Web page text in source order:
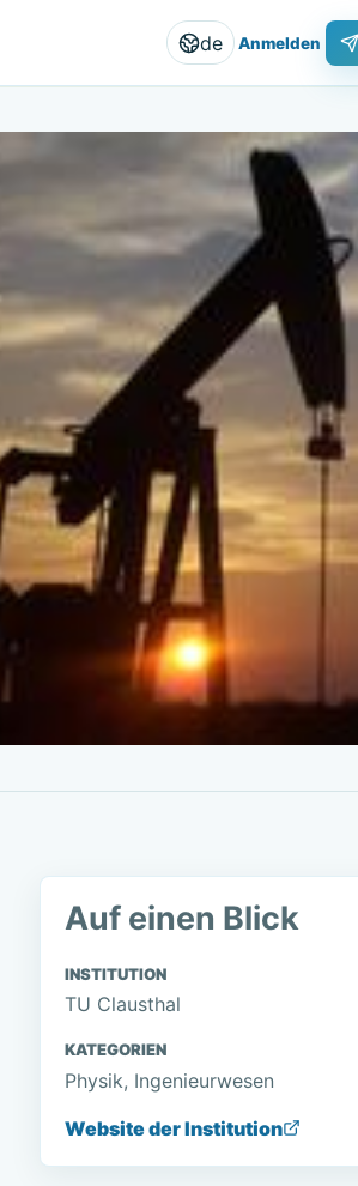
de Anmelden
Auf einen Blick
INSTITUTION
TU Clausthal
KATEGORIEN
Physik, Ingenieurwesen
Website der Institution